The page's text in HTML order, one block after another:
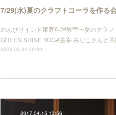
7/29(水)夏のクラフトコーラを作る
のんびりインド家庭料理教室〜夏のクラ
GREEN SHINE YOGA主宰 みなこさんと
2026.06.24 06:00
2017.04.15 13:56